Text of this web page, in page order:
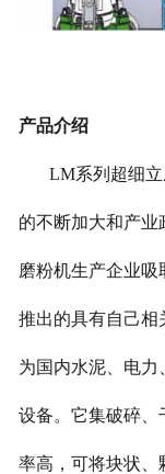
产品介绍
LM系列超细立
的不断加大和产业
磨粉机生产企业吸
推出的具有自己相
为国内水泥、电
设备。它集破碎、
率高，可将块状、